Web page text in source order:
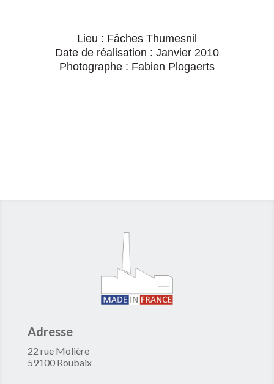
Lieu : Fâches Thumesnil
Date de réalisation : Janvier 2010
Photographe : Fabien Plogaerts
Adresse
22 rue Molière
59100 Roubaix